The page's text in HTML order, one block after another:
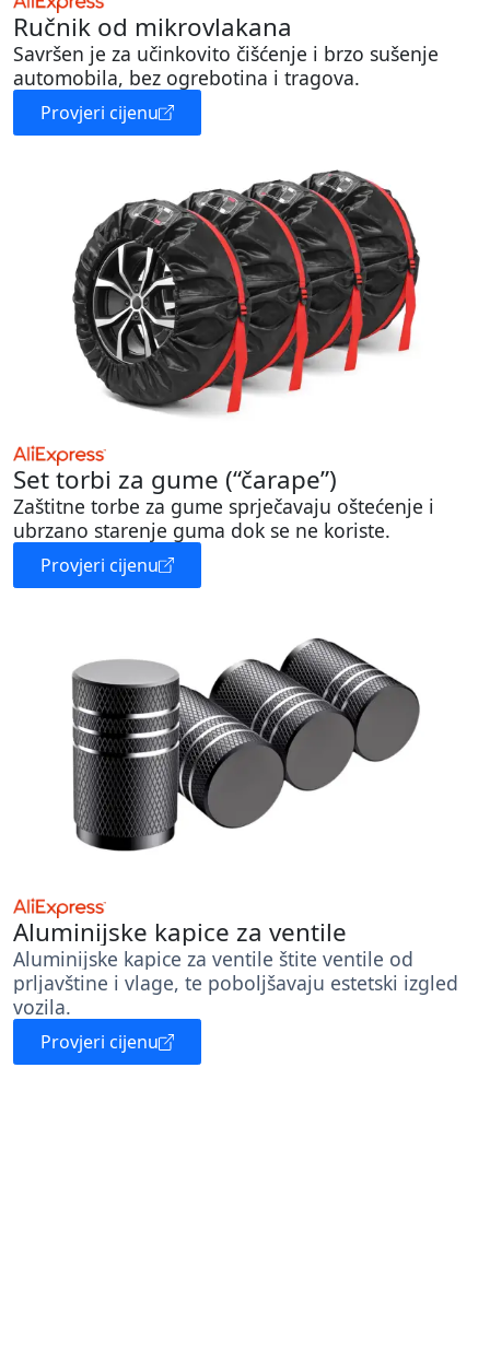
Ručnik od mikrovlakana
Savršen je za učinkovito čišćenje i brzo sušenje
automobila, bez ogrebotina i tragova.
Provjeri cijenu
Set torbi za gume (“čarape”)
Zaštitne torbe za gume sprječavaju oštećenje i
ubrzano starenje guma dok se ne koriste.
Provjeri cijenu
Aluminijske kapice za ventile
Aluminijske kapice za ventile štite ventile od
prljavštine i vlage, te poboljšavaju estetski izgled
vozila.
Provjeri cijenu